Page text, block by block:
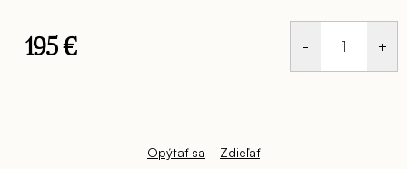
celkovú atmosféru každého miesta Vášho interiéru kam umiestnite
túto ozdobnú keramickú dózu GAIA. Každý jeden kúsok z tejto
kolekcie, či už samostatne alebo v príjemnej kompozícii podľa
Vášho výberu, rozžiari Váš interiér a Vás pohladí na duši.
195 €
Opýtať sa Zdieľať